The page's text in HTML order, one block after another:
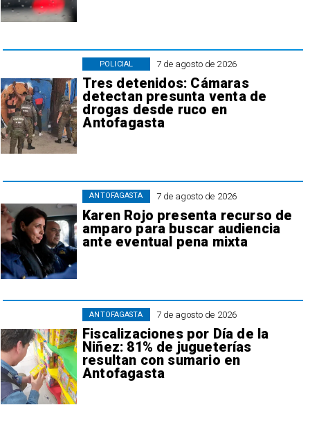
7 de agosto de 2026
Tres detenidos: Cámaras
detectan presunta venta de
drogas desde ruco en
Antofagasta
POLICIAL
7 de agosto de 2026
Karen Rojo presenta recurso de
amparo para buscar audiencia
ante eventual pena mixta
ANTOFAGASTA
7 de agosto de 2026
Fiscalizaciones por Día de la
Niñez: 81% de jugueterías
resultan con sumario en
Antofagasta
ANTOFAGASTA